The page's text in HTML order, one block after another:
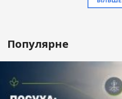
Популярне